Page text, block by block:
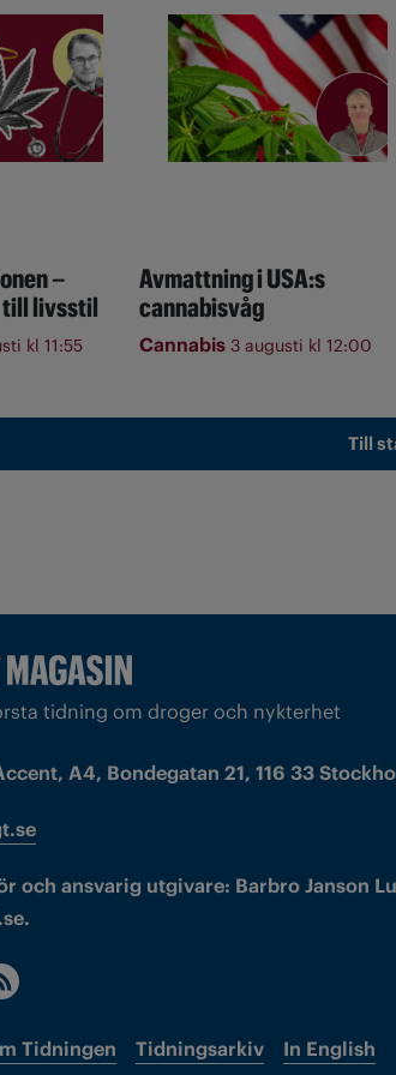
–
till livsstil
kl 11:55
Avmattning i USA:s
cannabisvåg
Cannabis 3 augusti kl 12:00
Till
tidning om droger och nykterhet
A4, Bondegatan 21, 116 33
och ansvarig utgivare: Barbro Janson
Tidningen Tidningsarkiv In English